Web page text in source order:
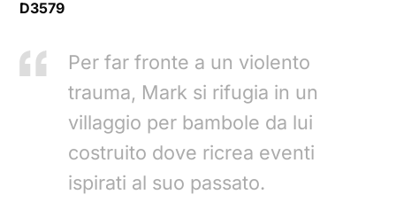
D3579
Per far fronte a un violento
trauma, Mark si rifugia in un
villaggio per bambole da lui
costruito dove ricrea eventi
ispirati al suo passato.